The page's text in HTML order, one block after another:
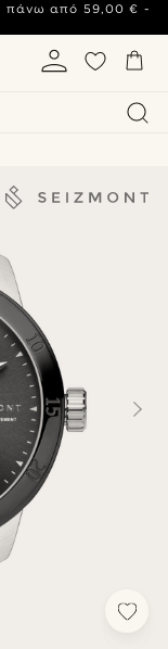
πάνω από 59,00 € -